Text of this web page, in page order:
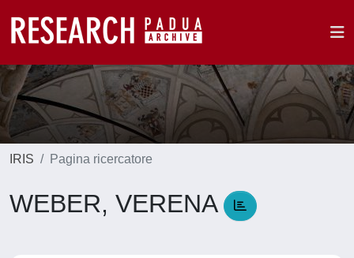
IRIS Pagina ricercatore
WEBER, VERENA